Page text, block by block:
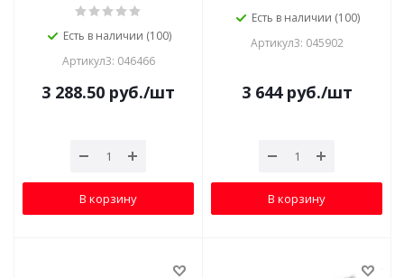
Есть в наличии (100)
Артикул3: 046466
3 288.50 руб./шт
В корзину
Есть в наличии (100)
Артикул3: 045902
3 644руб./шт
В корзину